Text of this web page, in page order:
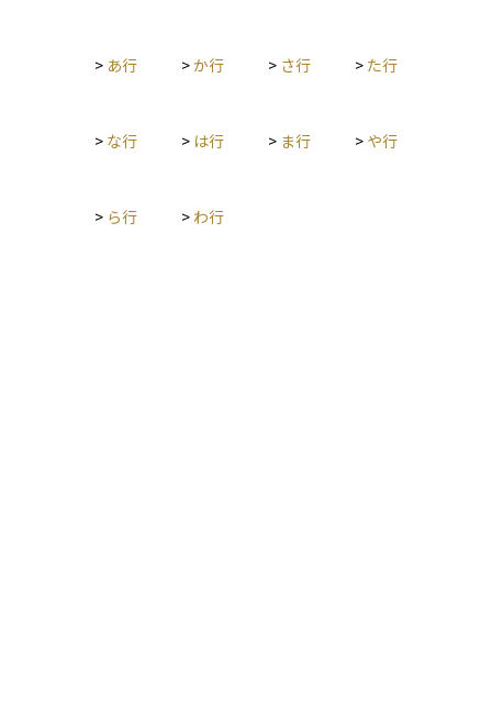
> あ行 >か行 > さ行 > た行
> な行 > は行 > ま行 > や行
> ら行 > わ行